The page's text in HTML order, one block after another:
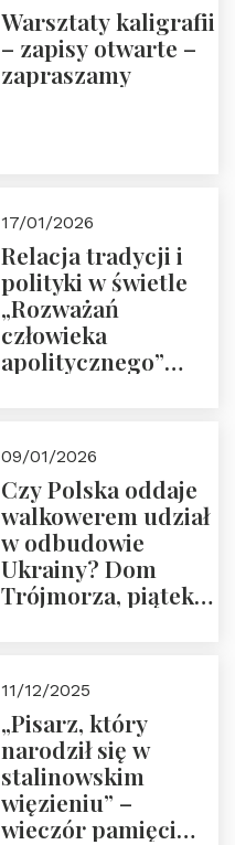
Warsztaty kaligrafii
– zapisy otwarte –
zapraszamy
17/01/2026
Relacja tradycji i
polityki w świetle
„Rozważań
człowieka
apolitycznego”
godz. 18:00.
Zapraszamy!
09/01/2026
Czy Polska oddaje
walkowerem udział
w odbudowie
Ukrainy? Dom
Trójmorza, piątek
11/12/2025
„Pisarz, który
narodził się w
stalinowskim
więzieniu” –
wieczór pamięci